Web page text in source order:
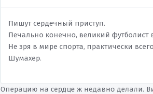
Пишут сердечный приступ.
Печально конечно, великий футболист
Не зря в мире спорта, практически
Шумахер.
Операцию на сердце ж недавно делали.